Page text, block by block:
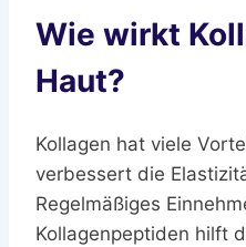
Wie wirkt
Haut?
Kollagen hat viele
verbessert die
Regelmäßiges
Kollagenpeptiden hilft